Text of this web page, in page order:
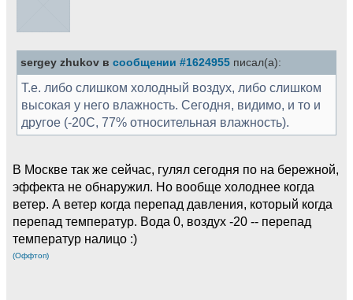
sergey zhukov в сообщении #1624955 писал(а):
Т.е. либо слишком холодный воздух, либо слишком
высокая у него влажность. Сегодня, видимо, и то и
другое (-20C, 77% относительная влажность).
В Москве так же сейчас, гулял сегодня по на бережной,
эффекта не обнаружил. Но вообще холоднее когда
ветер. А ветер когда перепад давления, который когда
перепад температур. Вода 0, воздух -20 -- перепад
температур налицо :)
(Оффтоп)